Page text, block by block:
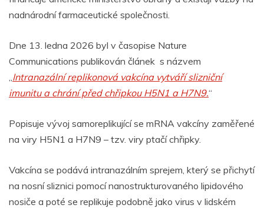
nadnárodní farmaceutické společnosti.
Dne 13. ledna 2026 byl v časopise Nature
Communications publikován článek s názvem
Intranazální replikonová vakcína vytváří slizniční
imunitu a chrání před chřipkou H5N1 a H7N9.“
Popisuje vývoj samoreplikující se mRNA vakcíny zaměřené
na viry H5N1 a H7N9 – tzv. viry ptačí chřipky.
Vakcína se podává intranazálním sprejem, který se přichytí
na nosní sliznici pomocí nanostrukturovaného lipidového
nosiče a poté se replikuje podobně jako virus v lidském